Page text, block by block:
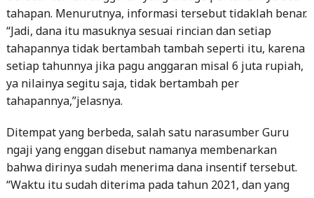
tahapannya tidak bertambah tambah seperti itu, karena
setiap tahunnya jika pagu anggaran misal 6 juta rupiah,
ya nilainya segitu saja, tidak bertambah per
tahapannya,”jelasnya.
Ditempat yang berbeda, salah satu narasumber Guru
ngaji yang enggan disebut namanya membenarkan
bahwa dirinya sudah menerima dana insentif tersebut.
“Waktu itu sudah diterima pada tahun 2021, dan yang
menyerahkannya itu langsung dari aparat
desa,”ucapnya. (Mas’ud/KMI)